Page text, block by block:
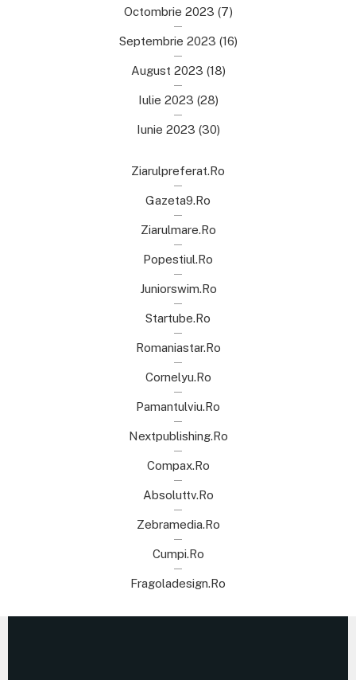
Octombrie 2023 (7)
Septembrie 2023 (16)
August 2023 (18)
Iulie 2023 (28)
Iunie 2023 (30)
Ziarulpreferat.ro
Gazeta9.ro
Ziarulmare.ro
Popestiul.ro
Juniorswim.ro
Startube.ro
Romaniastar.ro
Cornelyu.ro
Pamantulviu.ro
Nextpublishing.ro
Compax.ro
Absoluttv.ro
Zebramedia.ro
Cumpi.ro
Fragoladesign.ro